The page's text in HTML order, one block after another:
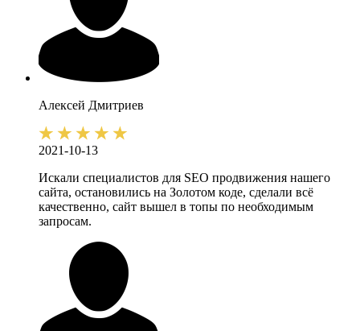
Алексей Дмитриев
2021-10-13
Искали специалистов для SEO продвижения нашего
сайта, остановились на Золотом коде, сделали всё
качественно, сайт вышел в топы по необходимым
запросам.